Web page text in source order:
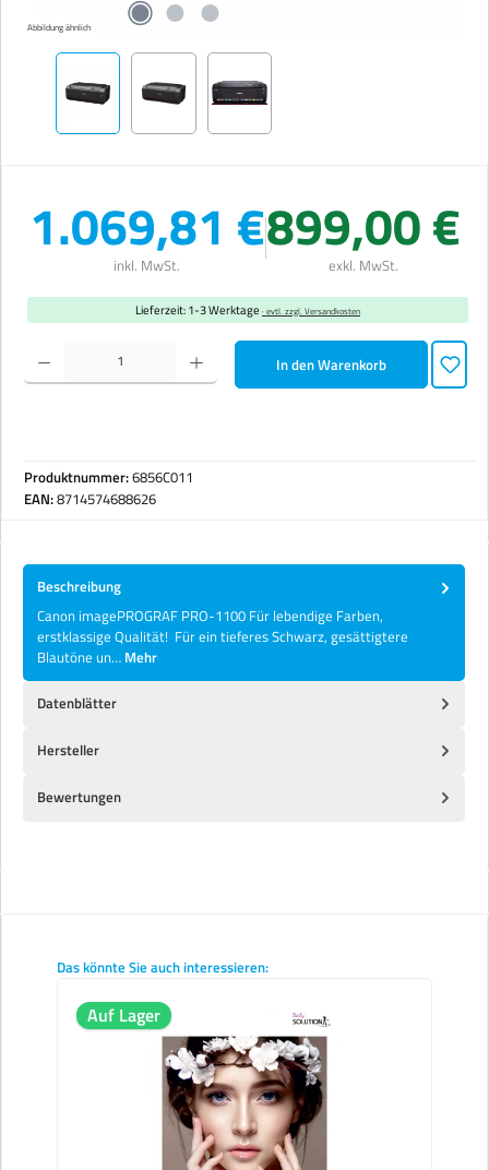
Abbildung ähnlich
1.069,81 €
inkl. MwSt.
899,00 €
exkl. MwSt.
Lieferzeit: 1-3 Werktage · evtl. zzgl. Versandkosten
Produkt Anzahl: Gib den gewünschten Wert ein oder benutze die Schaltflächen um die Anzahl zu
In den Warenkorb
Produktnummer:6856C011
EAN:8714574688626
Beschreibung
Canon imagePROGRAF PRO-1100 Für lebendige Farben,
erstklassige Qualität! Für ein tieferes Schwarz, gesättigtere
Blautöne un… Mehr
Datenblätter
Hersteller
Bewertungen
Produktgalerie überspringen
Das könnte Sie auch interessieren:
Auf Lager